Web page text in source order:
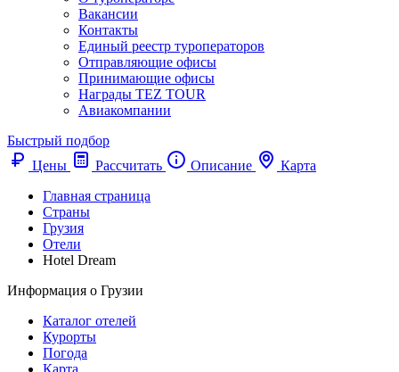
Вакансии
Контакты
Единый реестр туроператоров
Отправляющие офисы
Принимающие офисы
Награды TEZ TOUR
Авиакомпании
Быстрый подбор
Цены
Рассчитать Описание
Карта
Главная страница
Cтраны
Грузия
Отели
Hotel Dream
Информация о Грузии
Каталог отелей
Курорты
Погода
Карта